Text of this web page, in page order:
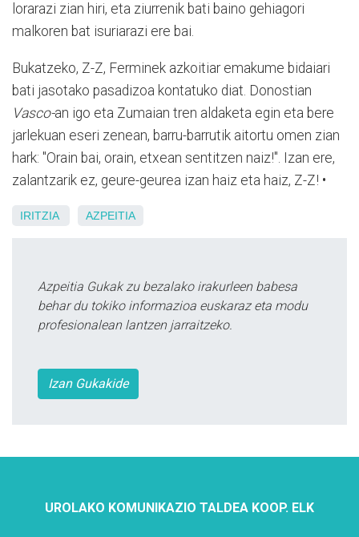
lorarazi zian hiri, eta ziurrenik bati baino gehiagori
malkoren bat isuriarazi ere bai.
Bukatzeko, Z-Z, Ferminek azkoitiar emakume bidaiari
bati jasotako pasadizoa kontatuko diat. Donostian
Vasco-an igo eta Zumaian tren aldaketa egin eta bere
jarlekuan eseri zenean, barru-barrutik aitortu omen zian
hark: "Orain bai, orain, etxean sentitzen naiz!". Izan ere,
zalantzarik ez, geure-geurea izan haiz eta haiz, Z-Z! •
IRITZIA AZPEITIA
Azpeitia Gukak zu bezalako irakurleen babesa
behar du tokiko informazioa euskaraz eta modu
profesionalean lantzen jarraitzeko.
Izan Gukakide
UROLAKO KOMUNIKAZIO TALDEA KOOP. ELK